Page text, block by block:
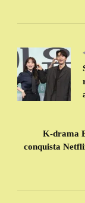
K-drama
conquista